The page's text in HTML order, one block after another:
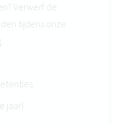
Verwerf de
tijdens onze
jaar)